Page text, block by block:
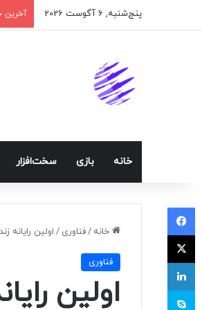
پنج‌شنبه, 6 آگوست 2026 آخرین
خانه بازی سخت‌افزار
خانه /فناوری / اولین رایانه زنده جهان
فناوری
اولین رایانه
فیسبوک